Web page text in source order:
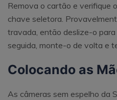
Remova o cartão e verifique
chave seletora.
travada, então deslize-o
seguida, monte-o de volta e
Colocando as
As câmeras sem espelho da